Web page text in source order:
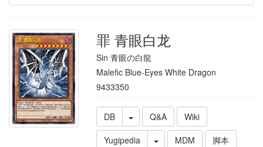
罪 青眼白龙
Sin 青眼の白龍
Malefic Blue-Eyes White Dragon
9433350
DB Q&A
Wiki
Yugipedia
MDM
脚本